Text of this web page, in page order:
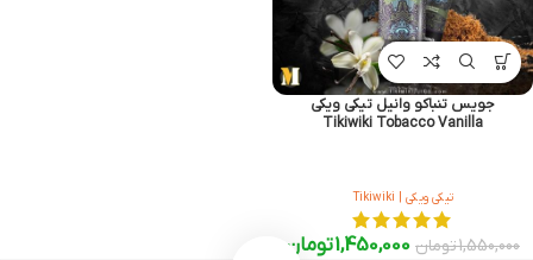
جویس تنباکو وانیل تیکی ویکی
Tikiwiki Tobacco Vanilla
تیکی ویکی | Tikiwiki
1,550,000تومان 1,450,000تومان